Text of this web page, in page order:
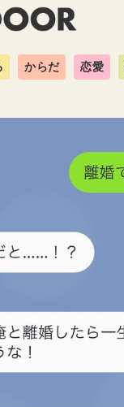
からだ 恋愛